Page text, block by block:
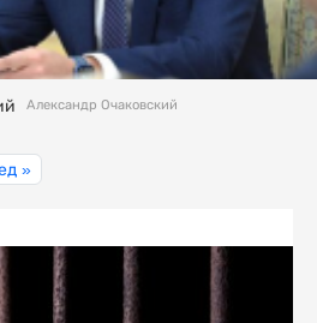
Александр Очаковский
»